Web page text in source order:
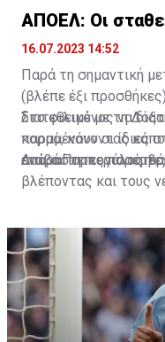
ΑΠΟΕΛ: Οι
16.07.2023 14:52
Παρά τη σημαντική
(βλέπε έξι
διατεθειμένος να
κορμό, κάνοντας
απαραίτητες
Στο φιλικό με τη Δόξα
παραμένουν οι ίδιες
ενώ ο Πορτογάλος
βλέποντας και τους
Διαβάστε